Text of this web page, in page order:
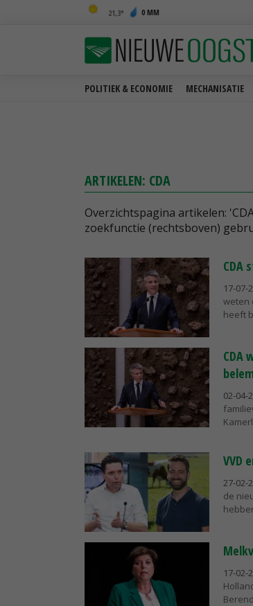
21,3 0 MM
POLITIEK & ECONOMIE MECHANISATIE
ARTIKELEN: CDA
Overzichtspagina artikelen:
zoekfunctie (rechtsboven)
CDA
17-07-
weten
heeft
CDA
02-04-
VVD
27-02-
de
17-02-